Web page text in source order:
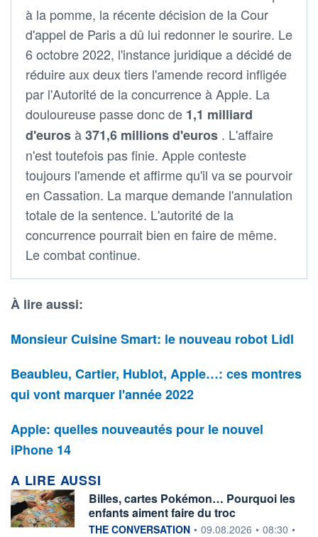
à la pomme, la récente décision de la Cour
d'appel de Paris a dû lui redonner le sourire. Le
6 octobre 2022, l'instance juridique a décidé de
réduire aux deux tiers l'amende record infligée
par l'Autorité de la concurrence à Apple. La
douloureuse passe donc de 1,1 milliard
d'eurosà371,6 millions d'euros . L'affaire
n'est toutefois pas finie. Apple conteste
toujours l'amende et affirme qu'il va se pourvoir
en Cassation. La marque demande l'annulation
totale de la sentence. L'autorité de la
concurrence pourrait bien en faire de même.
Le combat continue.
À lire aussi:
Monsieur Cuisine Smart: le nouveau robot Lidl
Beaubleu, Cartier, Hublot, Apple…: ces montres
qui vont marquer l'année 2022
Apple: quelles nouveautés pour le nouvel
iPhone 14
A LIRE AUSSI
Billes, cartes Pokémon… Pourquoi les
enfants aiment faire du troc
information fournie par
THE CONVERSATION • 09.08.2026 • 08:30 •